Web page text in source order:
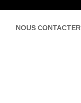
NOUS CONTACTER